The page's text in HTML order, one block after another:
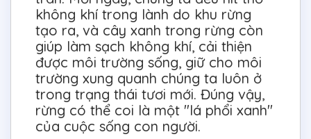
không khí trong lành do khu rừng
tạo ra, và cây xanh trong rừng còn
giúp làm sạch không khí, cải thiện
được môi trường sống, giữ cho môi
trường xung quanh chúng ta luôn ở
trong trạng thái tươi mới. Đúng vậy,
rừng có thể coi là một "lá phổi xanh"
của cuộc sống con người.